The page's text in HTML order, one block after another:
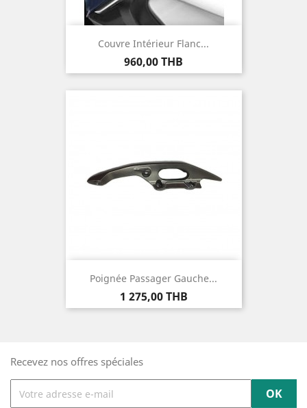
Couvre Intérieur Flanc...
Prix
960,00 THB
Poignée Passager Gauche...
Prix
1 275,00 THB
Recevez nos offres spéciales